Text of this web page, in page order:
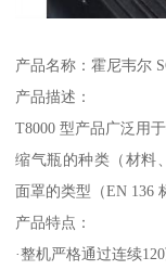
产品名称：霍尼韦尔
产品描述：
T8000 型产品广泛用
缩气瓶的种类（材料
面罩的类型（EN 136
产品特点：
·整机严格通过连续